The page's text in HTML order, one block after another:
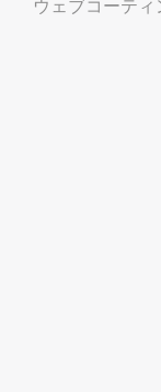
ウェブコーティ